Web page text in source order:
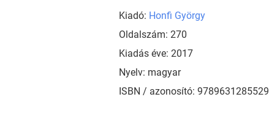
Kiadó: Honfi György
Oldalszám: 270
Kiadás éve: 2017
Nyelv: magyar
ISBN / azonosító: 9789631285529